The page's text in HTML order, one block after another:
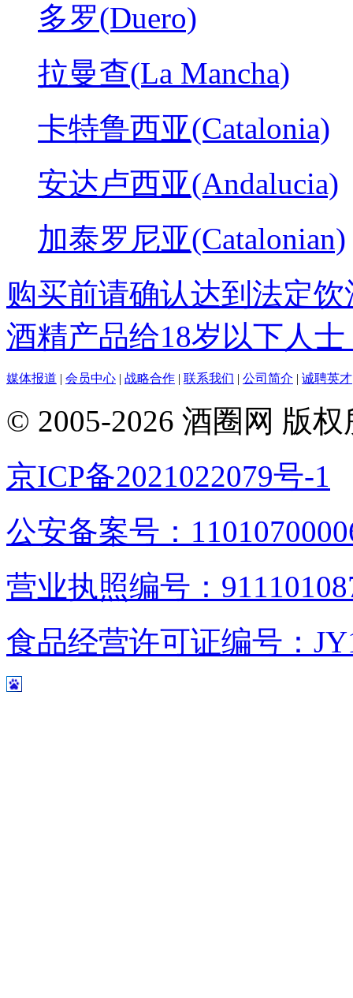
多罗(Duero)
拉曼查(La Mancha)
卡特鲁西亚(Catalonia)
安达卢西亚(Andalucia)
加泰罗尼亚(Catalonian)
购买前请确认达到法定
酒精产品给18岁以下人士
媒体报道 | 会员中心 | 战略合作 | 联系我们 | 公司简介 | 诚聘英才
© 2005-2026 酒圈网 版
京ICP备2021022079号-1
公安备案号：
营业执照编号：
食品经营许可证编号：